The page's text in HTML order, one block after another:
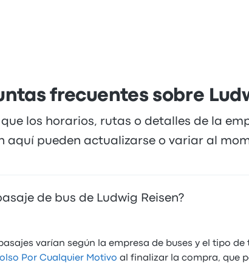
frecuentes sobre
que los horarios, rutas o detalles de la
aquí pueden actualizarse o variar al
de bus de Ludwig Reisen?
varían según la empresa de buses y el tipo
Por Cualquier Motivo al finalizar la compra, que